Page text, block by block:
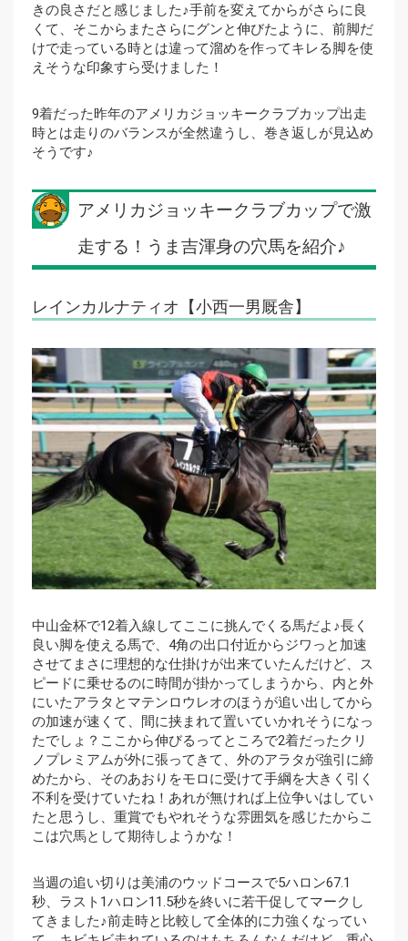
きの良さだと感じました♪手前を変えてからがさらに良
くて、そこからまたさらにグンと伸びたように、前脚だ
けで走っている時とは違って溜めを作ってキレる脚を使
えそうな印象すら受けました！
9着だった昨年のアメリカジョッキークラブカップ出走
時とは走りのバランスが全然違うし、巻き返しが見込め
そうです♪
アメリカジョッキークラブカップで激
走する！うま吉渾身の穴馬を紹介♪
レインカルナティオ【小西一男厩舎】
中山金杯で12着入線してここに挑んでくる馬だよ♪長く
良い脚を使える馬で、4角の出口付近からジワっと加速
させてまさに理想的な仕掛けが出来ていたんだけど、ス
ピードに乗せるのに時間が掛かってしまうから、内と外
にいたアラタとマテンロウレオのほうが追い出してから
の加速が速くて、間に挟まれて置いていかれそうになっ
たでしょ？ここから伸びるってところで2着だったクリ
ノプレミアムが外に張ってきて、外のアラタが強引に締
めたから、そのあおりをモロに受けて手綱を大きく引く
不利を受けていたね！あれが無ければ上位争いはしてい
たと思うし、重賞でもやれそうな雰囲気を感じたからこ
こは穴馬として期待しようかな！
当週の追い切りは美浦のウッドコースで5ハロン67.1
秒、ラスト1ハロン11.5秒を終いに若干促してマークし
てきました♪前走時と比較して全体的に力強くなってい